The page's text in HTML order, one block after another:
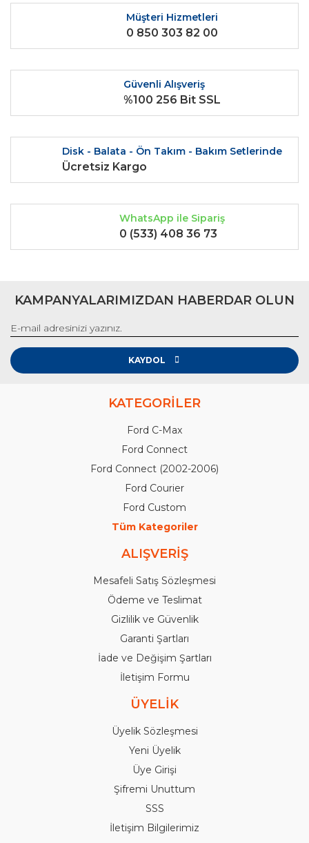
Müşteri Hizmetleri
0 850 303 82 00
Güvenli Alışveriş
%100 256 Bit SSL
Disk - Balata - Ön Takım - Bakım Setlerinde
Ücretsiz Kargo
WhatsApp ile Sipariş
0 (533) 408 36 73
KAMPANYALARIMIZDAN HABERDAR OLUN
KAYDOL
KATEGORİLER
Ford C-Max
Ford Connect
Ford Connect (2002-2006)
Ford Courier
Ford Custom
Tüm Kategoriler
ALIŞVERİŞ
Mesafeli Satış Sözleşmesi
Ödeme ve Teslimat
Gizlilik ve Güvenlik
Garanti Şartları
İade ve Değişim Şartları
İletişim Formu
ÜYELİK
Üyelik Sözleşmesi
Yeni Üyelik
Üye Girişi
Şifremi Unuttum
SSS
İletişim Bilgilerimiz